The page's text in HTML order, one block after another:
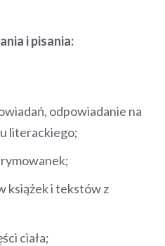
i pisania:
odpowiadanie na
literackiego;
książek i tekstów z
ciała;